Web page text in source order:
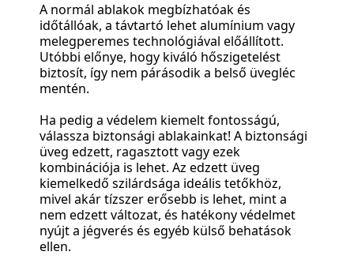
A normál ablakok megbízhatóak és
időtállóak, a távtartó lehet alumínium vagy
melegperemes technológiával előállított.
Utóbbi előnye, hogy kiváló hőszigetelést
biztosít, így nem párásodik a belső üvegléc
mentén.
Ha pedig a védelem kiemelt fontosságú,
válassza biztonsági ablakainkat! A biztonsági
üveg edzett, ragasztott vagy ezek
kombinációja is lehet. Az edzett üveg
kiemelkedő szilárdsága ideális tetőkhöz,
mivel akár tízszer erősebb is lehet, mint a
nem edzett változat, és hatékony védelmet
nyújt a jégverés és egyéb külső behatások
ellen.